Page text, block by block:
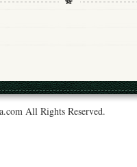
All Rights Reserved.